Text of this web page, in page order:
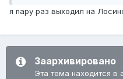
я пару раз выходил на
Заархивировано
Эта тема находится в